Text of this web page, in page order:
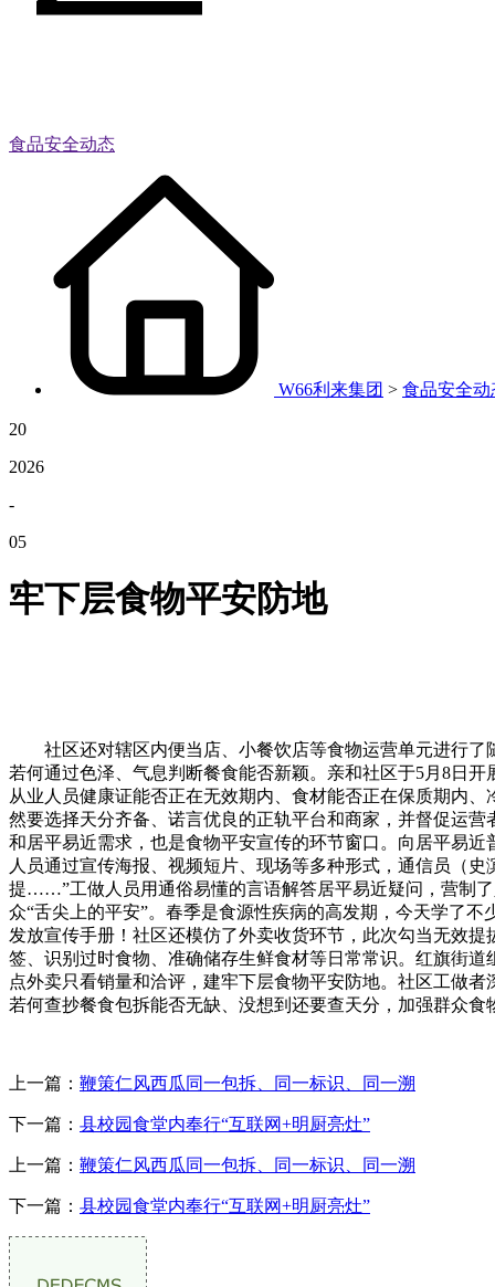
食品安全动态
W66利来集团 > 食品安全动
20
2026
-
05
牢下层食物平安防地
社区还对辖区内便当店、小餐饮店等食物运营单元进行了
若何通过色泽、气息判断餐食能否新颖。亲和社区于5月8日
从业人员健康证能否正在无效期内、食材能否正在保质期内
然要选择天分齐备、诺言优良的正轨平台和商家，并督促运
和居平易近需求，也是食物平安宣传的环节窗口。向居平易
人员通过宣传海报、视频短片、现场等多种形式，通信员（
提……”工做人员用通俗易懂的言语解答居平易近疑问，营制
众“舌尖上的平安”。春季是食源性疾病的高发期，今天学了
发放宣传手册！社区还模仿了外卖收货环节，此次勾当无效
签、识别过时食物、准确储存生鲜食材等日常常识。红旗街
点外卖只看销量和洽评，建牢下层食物平安防地。社区工做
若何查抄餐食包拆能否无缺、没想到还要查天分，加强群众
上一篇： 鞭策仁风西瓜同一包拆、同一标识、同一溯
下一篇： 县校园食堂内奉行“互联网+明厨亮灶”
上一篇： 鞭策仁风西瓜同一包拆、同一标识、同一溯
下一篇： 县校园食堂内奉行“互联网+明厨亮灶”